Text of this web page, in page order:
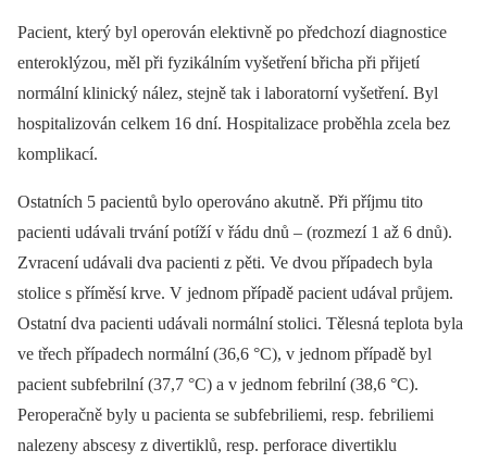
Pacient, který byl operován elektivně po předchozí diagnostice
enteroklýzou, měl při fyzikálním vyšetření břicha při přijetí
normální klinický nález, stejně tak i laboratorní vyšetření. Byl
hospitalizován celkem 16 dní. Hospitalizace proběhla zcela bez
komplikací.
Ostatních 5 pacientů bylo operováno akutně. Při příjmu tito
pacienti udávali trvání potíží v řádu dnů –⁠ (rozmezí 1 až 6 dnů).
Zvracení udávali dva pacienti z pěti. Ve dvou případech byla
stolice s příměsí krve. V jednom případě pacient udával průjem.
Ostatní dva pacienti udávali normální stolici. Tělesná teplota byla
ve třech případech normální (36,6 °C), v jednom případě byl
pacient subfebrilní (37,7 °C) a v jednom febrilní (38,6 °C).
Peroperačně byly u pacienta se subfebriliemi, resp. febriliemi
nalezeny abscesy z divertiklů, resp. perforace divertiklu